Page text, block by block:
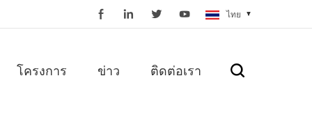
ไทย
โครงการ ข่าว ติดต่อเรา